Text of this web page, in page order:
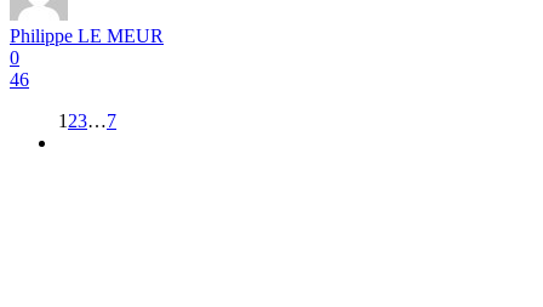
Philippe LE MEUR
0
46
1 23…7